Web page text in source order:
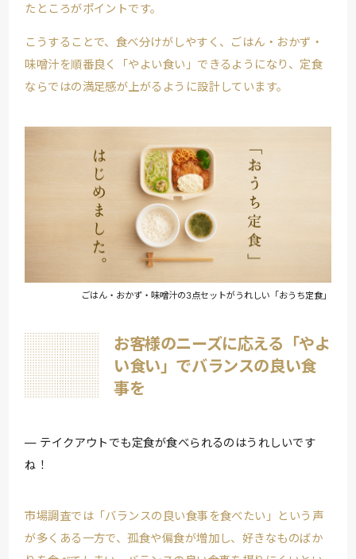
たところがポイントです。
こうすることで、食べ分けがしやすく、ごはん・おかず・
味噌汁を順番良く「やよい食い」できるようになり、定食
ならではの満足感が上がるように設計しています。
ごはん・おかず・味噌汁の3点セットがうれしい「おうち定食」
お客様のニーズに応える「やよ
い食い」でバランスの良い食
事を
テイクアウトでも定食が食べられるのはうれしいです
ね！
市場調査では「バランスの良い食事を食べたい」という声
が多くある一方で、孤食や偏食が増加し、好きなものばか